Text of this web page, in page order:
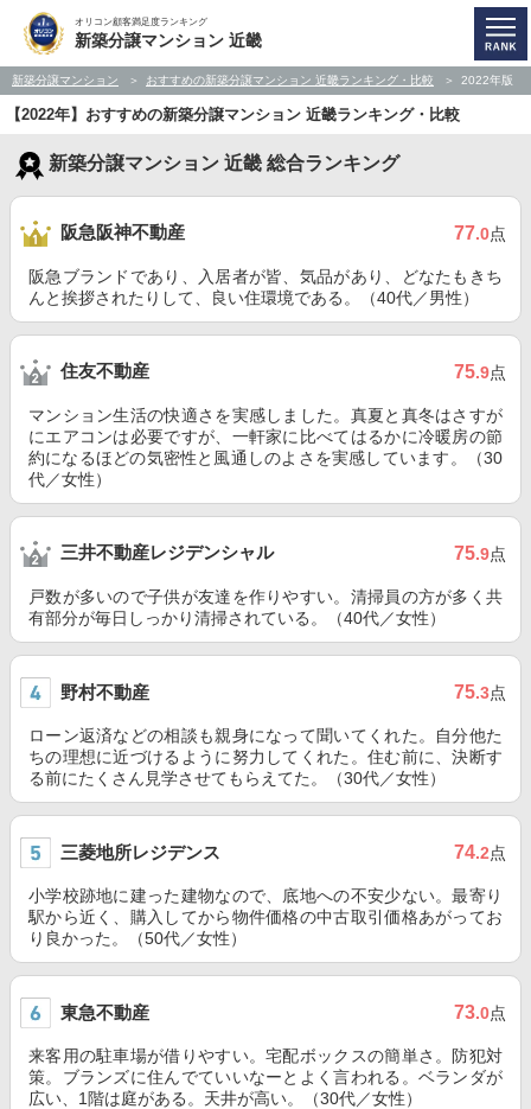
オリコン顧客満足度ランキング
新築分譲マンション 近畿
新築分譲マンション おすすめの新築分譲マンション 近畿ランキング・比較 2022年版
【2022年】おすすめの新築分譲マンション 近畿ランキング・比較
新築分譲マンション 近畿 総合ランキング
阪急阪神不動産 77.0点
阪急ブランドであり、入居者が皆、気品があり、どなたもきち
んと挨拶されたりして、良い住環境である。（40代／男性）
住友不動産 75.9点
マンション生活の快適さを実感しました。真夏と真冬はさすが
にエアコンは必要ですが、一軒家に比べてはるかに冷暖房の節
約になるほどの気密性と風通しのよさを実感しています。（30
代／女性）
三井不動産レジデンシャル 75.9点
戸数が多いので子供が友達を作りやすい。清掃員の方が多く共
有部分が毎日しっかり清掃されている。（40代／女性）
野村不動産 75.3点
ローン返済などの相談も親身になって聞いてくれた。自分他た
ちの理想に近づけるように努力してくれた。住む前に、決断す
る前にたくさん見学させてもらえてた。（30代／女性）
三菱地所レジデンス 74.2点
小学校跡地に建った建物なので、底地への不安少ない。最寄り
駅から近く、購入してから物件価格の中古取引価格あがってお
り良かった。（50代／女性）
東急不動産 73.0点
来客用の駐車場が借りやすい。宅配ボックスの簡単さ。防犯対
策。ブランズに住んでていいなーとよく言われる。ベランダが
広い、1階は庭がある。天井が高い。（30代／女性）